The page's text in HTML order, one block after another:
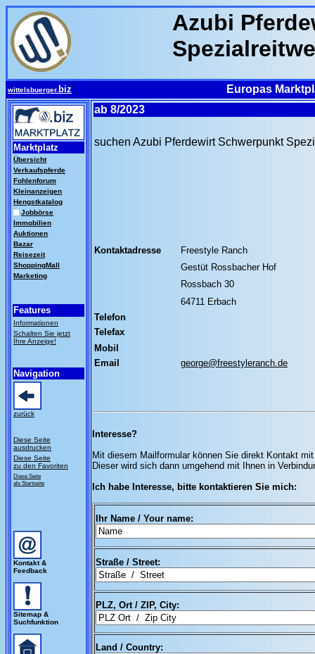
Azubi
wittelsbuerger. biz Europas
Marktplatz
Übersicht
Verkaufspferde
Fohlenforum
Kleinanzeigen
Hengstkatalog
Jobbörse
Immobilien
Auktionen
Bazar
Reisezeit
ShoppingMall
Marketing
Features
Informationen
Schalten Sie jetzt
Ihre Anzeige!
Navigation
zurück
Diese Seite
ausdrucken
Diese Seite
zu den Favoriten
Diese Seite
als Startseite
Kontakt &
Feedback
Sitemap &
Suchfunktion
ab 8/2023
suchen Azubi Pferdewirt Schwerpunkt
Kontaktadresse
Freestyle Ranch
Gestüt Rossbacher Hof
Rossbach 30
64711 Erbach
Telefon
Telefax
Mobil
Email
george@freestyleranch.de
Interesse?
Mit diesem Mailformular können Sie direkt Kontakt
Dieser wird sich dann umgehend mit Ihnen in
Ich habe Interesse, bitte kontaktieren Sie mich:
Ihr Name / Your name:
Straße / Street:
PLZ, Ort / ZIP, City:
Land / Country: